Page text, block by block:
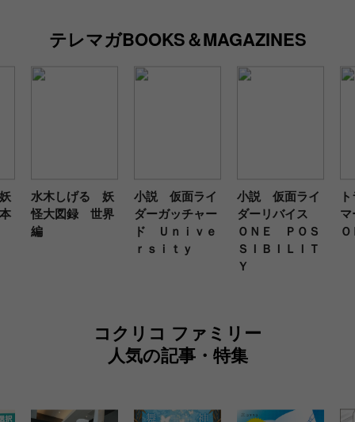
テレマガBOOKS＆MAGAZINES
水木しげる 妖
怪大図録 世界
編
小説 仮面ライ
ダーガッチャー
ド Ｕｎｉｖｅ
ｒｓｉｔｙ
小説 仮面ライ
ダーリバイス
ＯＮＥ ＰＯＳ
ＳＩＢＩＬＩＴ
Ｙ
コクリコ ファミリー
人気の記事・特集